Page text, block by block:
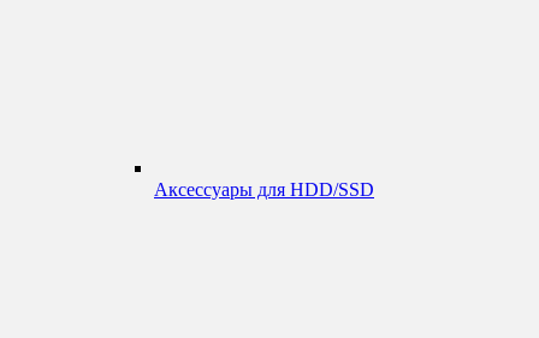
Аксессуары для HDD/SSD